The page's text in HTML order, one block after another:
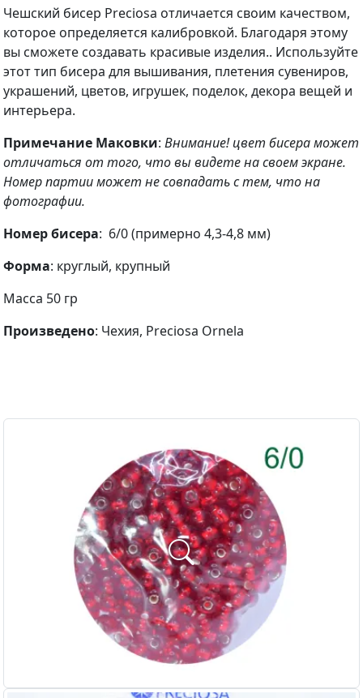
Чешский бисер Preciosa отличается своим качеством,
которое определяется калибровкой. Благодаря этому
вы сможете создавать красивые изделия.. Используйте
этот тип бисера для вышивания, плетения сувениров,
украшений, цветов, игрушек, поделок, декора вещей и
интерьера.
Примечание Маковки: Внимание! цвет бисера может
отличаться от того, что вы видете на своем экране.
Номер партии может не совпадать с тем, что на
фотографии.
Номер бисера: 6/0 (примерно 4,3-4,8 мм)
Форма: круглый, крупный
Масса 50 гр
Произведено: Чехия, Preciosa Ornela